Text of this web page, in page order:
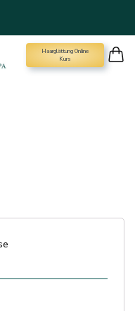
Haarglättung Online
Kurs